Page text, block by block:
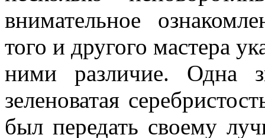
внимательное
того и другого мастера
ними различие. Одна
зеленоватая
был передать своему